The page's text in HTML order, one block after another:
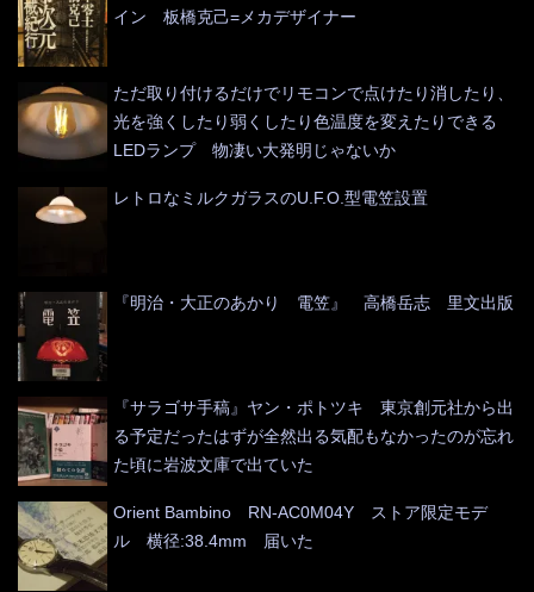
イン 板橋克己=メカデザイナー
ただ取り付けるだけでリモコンで点けたり消したり、
光を強くしたり弱くしたり色温度を変えたりできる
LEDランプ 物凄い大発明じゃないか
レトロなミルクガラスのU.F.O.型電笠設置
『明治・大正のあかり 電笠』 高橋岳志 里文出版
『サラゴサ手稿』ヤン・ポトツキ 東京創元社から出
る予定だったはずが全然出る気配もなかったのが忘れ
た頃に岩波文庫で出ていた
Orient Bambino RN-AC0M04Y ストア限定モデ
ル 横径:38.4mm 届いた